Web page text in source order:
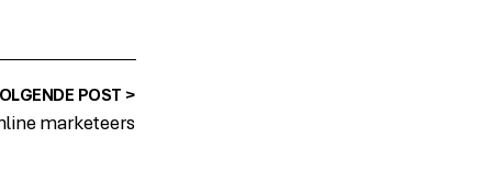
POST >
marketeers